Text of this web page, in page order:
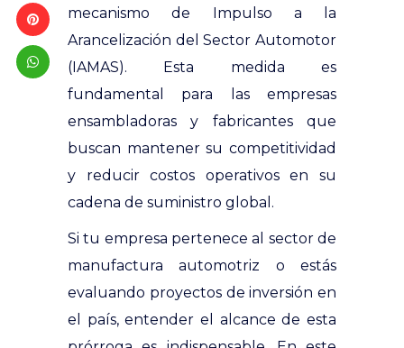
mecanismo de Impulso a la
Arancelización del Sector Automotor
(IAMAS). Esta medida es
fundamental para las empresas
ensambladoras y fabricantes que
buscan mantener su competitividad
y reducir costos operativos en su
cadena de suministro global.
Si tu empresa pertenece al sector de
manufactura automotriz o estás
evaluando proyectos de inversión en
el país, entender el alcance de esta